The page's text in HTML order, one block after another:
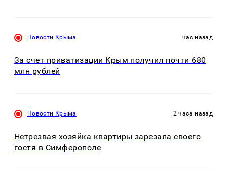
Новости Крыма час назад
За счет приватизации Крым получил почти 680
млн рублей
Новости Крыма 2 часа назад
Нетрезвая хозяйка квартиры зарезала своего
гостя в Симферополе